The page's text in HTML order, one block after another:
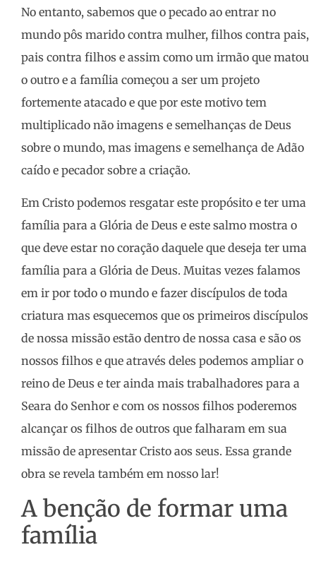
No entanto, sabemos que o pecado ao entrar no
mundo pôs marido contra mulher, filhos contra pais,
pais contra filhos e assim como um irmão que matou
o outro e a família começou a ser um projeto
fortemente atacado e que por este motivo tem
multiplicado não imagens e semelhanças de Deus
sobre o mundo, mas imagens e semelhança de Adão
caído e pecador sobre a criação.
Em Cristo podemos resgatar este propósito e ter uma
família para a Glória de Deus e este salmo mostra o
que deve estar no coração daquele que deseja ter uma
família para a Glória de Deus. Muitas vezes falamos
em ir por todo o mundo e fazer discípulos de toda
criatura mas esquecemos que os primeiros discípulos
de nossa missão estão dentro de nossa casa e são os
nossos filhos e que através deles podemos ampliar o
reino de Deus e ter ainda mais trabalhadores para a
Seara do Senhor e com os nossos filhos poderemos
alcançar os filhos de outros que falharam em sua
missão de apresentar Cristo aos seus. Essa grande
obra se revela também em nosso lar!
A benção de formar uma
família